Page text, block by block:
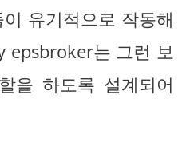
유기적으로 작동해
epsbroker는 그런 보
을 하도록 설계되어